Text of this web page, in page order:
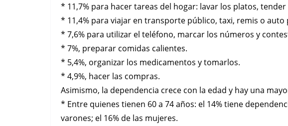
* 11,7% para hacer tareas del hogar: lavar los platos,
* 11,4% para viajar en transporte público, taxi, remis o auto
* 7,6% para utilizar el teléfono, marcar los números y
* 7%, preparar comidas calientes.
* 5,4%, organizar los medicamentos y tomarlos.
* 4,9%, hacer las compras.
Asimismo, la dependencia crece con la edad y hay una
* Entre quienes tienen 60 a 74 años: el 14% tiene
varones; el 16% de las mujeres.